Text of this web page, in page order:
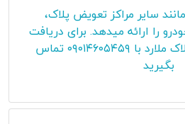
سایر مراکز تعویض پلاک،
را ارائه میدهد. برای دریافت
نوبت دهی تعویض پلاک ملارد با ۰۹۰۱۴۶۰۵۴۵۹ تماس
بگیرید